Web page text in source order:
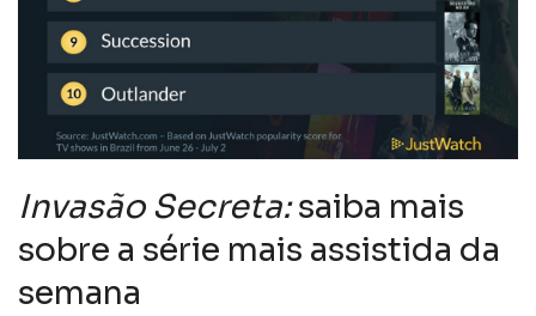
Invasão Secreta:saiba mais
sobre a série mais assistida da
semana